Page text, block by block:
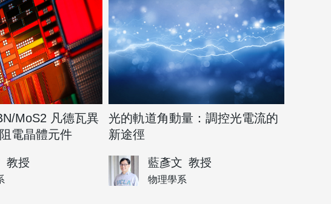
MoS2 凡德瓦異
電晶體元件
教授
光的軌道角動量：調控光電流的
新途徑
藍彥文 教授
物理學系